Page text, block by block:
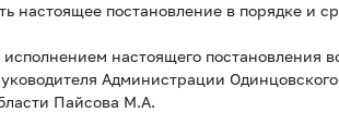
настоящее постановление в порядке и
исполнением настоящего постановления
Администрации
Пайсова М.А.